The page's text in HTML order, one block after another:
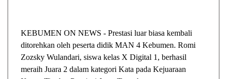
KEBUMEN ON NEWS - Prestasi luar biasa kembali
ditorehkan oleh peserta didik MAN 4 Kebumen. Romi
Zozsky Wulandari, siswa kelas X Digital 1, berhasil
meraih Juara 2 dalam kategori Kata pada Kejuaraan